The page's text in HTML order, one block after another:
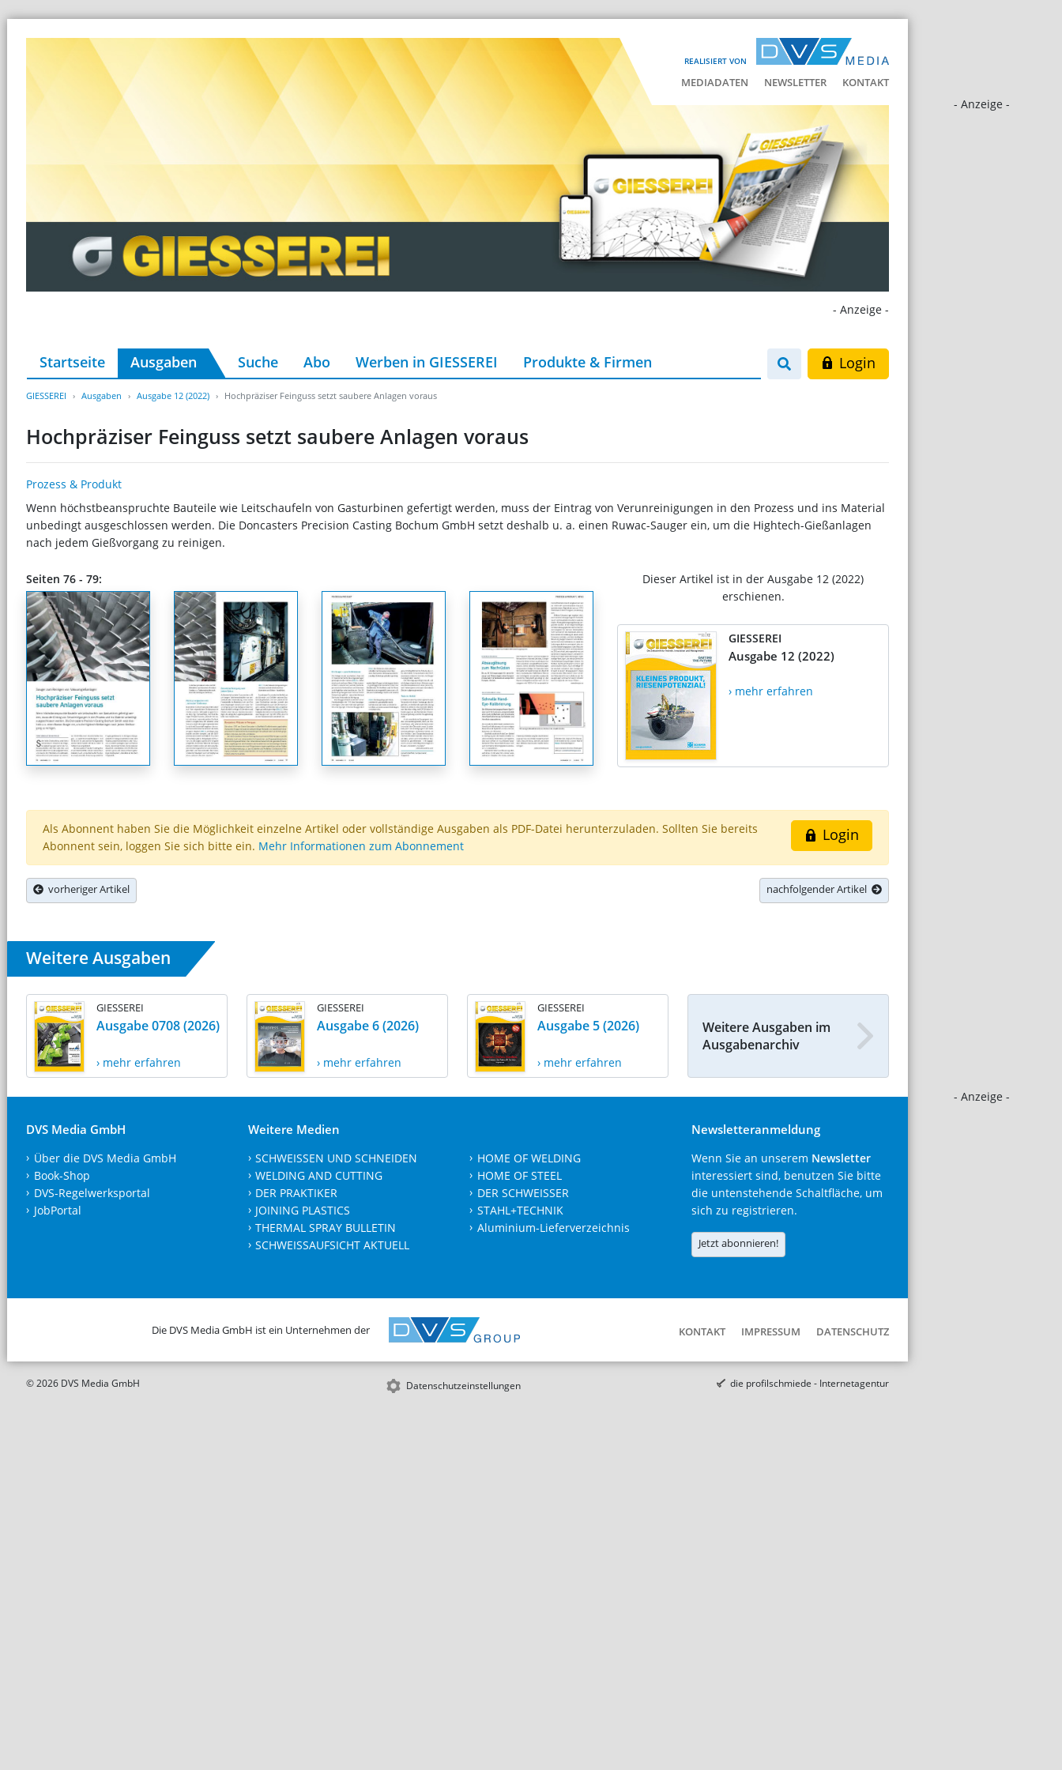
REALISIERT VON
MEDIADATEN NEWSLETTER KONTAKT
- Anzeige -
- Anzeige -
- Anzeige -
Startseite Ausgaben Suche Abo Werben in GIESSEREI Produkte & Firmen Login
GIESSEREI Ausgaben Ausgabe 12 (2022) Hochpräziser Feinguss setzt saubere Anlagen voraus
Hochpräziser Feinguss setzt saubere Anlagen voraus
Prozess & Produkt
Wenn höchstbeanspruchte Bauteile wie Leitschaufeln von Gasturbinen gefertigt werden, muss der Eintrag von Verunreinigungen in den Prozess und ins Material
unbedingt ausgeschlossen werden. Die Doncasters Precision Casting Bochum GmbH setzt deshalb u. a. einen Ruwac-Sauger ein, um die Hightech-Gießanlagen
nach jedem Gießvorgang zu reinigen.
Seiten 76 - 79:
Dieser Artikel ist in der Ausgabe 12 (2022)
erschienen.
GIESSEREI
Ausgabe 12 (2022)
› mehr erfahren
Login
Als Abonnent haben Sie die Möglichkeit einzelne Artikel oder vollständige Ausgaben als PDF-Datei herunterzuladen. Sollten Sie bereits
Abonnent sein, loggen Sie sich bitte ein. Mehr Informationen zum Abonnement
vorheriger Artikel nachfolgender Artikel
Weitere Ausgaben
GIESSEREI
Ausgabe 0708 (2026)
› mehr erfahren
GIESSEREI
Ausgabe 6 (2026)
› mehr erfahren
GIESSEREI
Ausgabe 5 (2026)
› mehr erfahren
Weitere Ausgaben im
Ausgabenarchiv
DVS Media GmbH
Über die DVS Media GmbH
Book-Shop
DVS-Regelwerksportal
JobPortal
Weitere Medien
SCHWEISSEN UND SCHNEIDEN
WELDING AND CUTTING
DER PRAKTIKER
JOINING PLASTICS
THERMAL SPRAY BULLETIN
SCHWEISSAUFSICHT AKTUELL
HOME OF WELDING
HOME OF STEEL
DER SCHWEISSER
STAHL+TECHNIK
Aluminium-Lieferverzeichnis
Newsletteranmeldung
Wenn Sie an unserem Newsletter
interessiert sind, benutzen Sie bitte
die untenstehende Schaltfläche, um
sich zu registrieren.
Jetzt abonnieren!
Die DVS Media GmbH ist ein Unternehmen der KONTAKT IMPRESSUM DATENSCHUTZ
© 2026 DVS Media GmbH Datenschutzeinstellungen die profilschmiede - Internetagentur